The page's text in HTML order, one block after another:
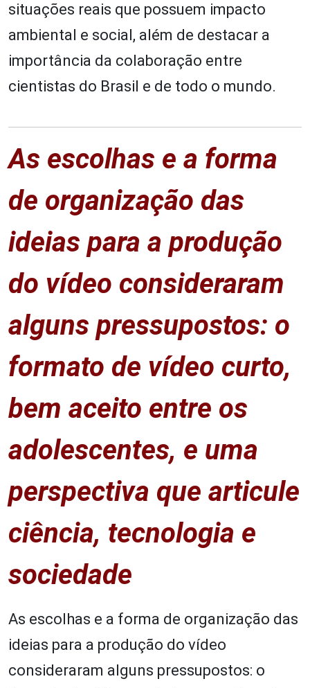
situações reais que possuem impacto
ambiental e social, além de destacar a
importância da colaboração entre
cientistas do Brasil e de todo o mundo.
As escolhas e a forma
de organização das
ideias para a produção
do vídeo consideraram
alguns pressupostos: o
formato de vídeo curto,
bem aceito entre os
adolescentes, e uma
perspectiva que articule
ciência, tecnologia e
sociedade
As escolhas e a forma de organização das
ideias para a produção do vídeo
consideraram alguns pressupostos: o